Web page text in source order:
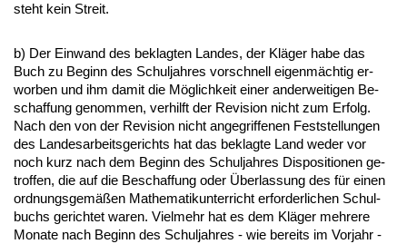
steht kein Streit.
b) Der Ein­wand des be­klag­ten Lan­des, der Kläger ha­be das
Buch zu Be­ginn des Schul­jah­res vor­schnell ei­genmäch­tig er­
wor­ben und ihm da­mit die Möglich­keit ei­ner an­der­wei­ti­gen Be­
schaf­fung ge­nom­men, ver­hilft der Re­vi­si­on nicht zum Er­folg.
Nach den von der Re­vi­si­on nicht an­ge­grif­fe­nen Fest­stel­lun­gen
des Lan­des­ar­beits­ge­richts hat das be­klag­te Land we­der vor
noch kurz nach dem Be­ginn des Schul­jah­res Dis­po­si­tio­nen ge­
trof­fen, die auf die Be­schaf­fung oder Über­las­sung des für ei­nen
ord­nungs­gemäßen Ma­the­ma­tik­un­ter­richt er­for­der­li­chen Schul­
buchs ge­rich­tet wa­ren. Viel­mehr hat es dem Kläger meh­re­re
Mo­na­te nach Be­ginn des Schul­jah­res - wie be­reits im Vor­jahr -